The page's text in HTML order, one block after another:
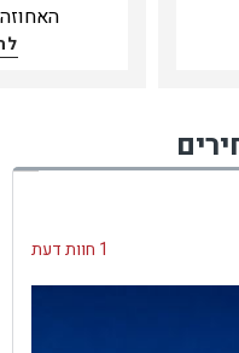
1 חוות דעת